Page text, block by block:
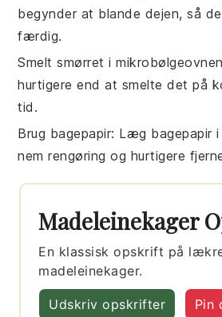
begynder at blande dejen, så
færdig.
Smelt smørret i mikrobølgeovnen
hurtigere end at smelte det på
tid.
Brug bagepapir: Læg bagepapir i
nem rengøring og hurtigere
Madeleinekager
En klassisk opskrift på
madeleinekager.
Udskriv opskrifter Pin